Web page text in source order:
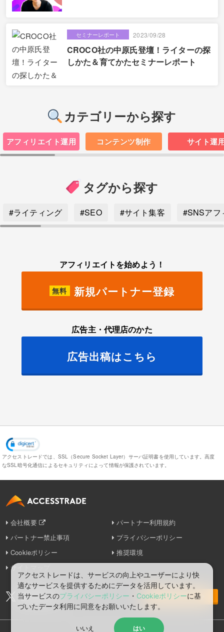
セミナーレポート 2023/09/28
CROCO社の中原氏登壇！ライターの探
しかた＆育てかたセミナーレポート
カテゴリーから探す
アフィリエイト運用 コンテンツ制作 サイト運
タグから探す
#ライティング #SEO #サイト集客 #SNSアフ
アフィリエイトを始めよう！
無料 新規パートナー登録
広告主・代理店のかた
広告出稿はこちら
アクセストレードでは、SSL（Secure Socket Layer）サーバ証明書を使用しています。高度
なSSL暗号化通信によるセキュリティによって情報が保護されています。
会社概要
パートナー利用規約
パートナー禁止事項
プライバシーポリシー
Cookieポリシー
推奨環境
サイトマップ
お問い合わせ
アクセストレードは、サービスの向上やユーザーにより快
適なサービスを提供するためにデータを活用しています。
当サービスのプライバシーポリシー ・ Cookieポリシーに基
づいたデータ利⽤に同意をお願いいたします。
いいえ はい